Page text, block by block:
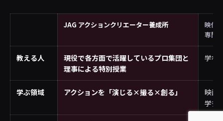
JAG アクションクリエーター養成所
映像
専門
教える人
現役で各方面で活躍しているプロ集団と
理事による特別授業
学校
学ぶ領域 アクションを「演じる×撮る×創る」
映画
学多